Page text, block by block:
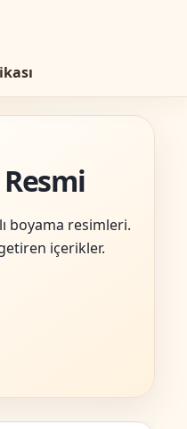
boyama resimleri.
içerikler.